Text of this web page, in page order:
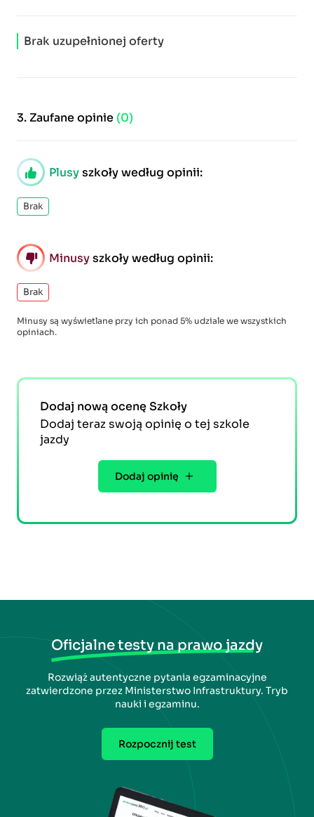
Brak uzupełnionej oferty
3.Zaufane opinie (0)
Plusyszkoły według opinii:
Brak
Minusyszkoły według opinii:
Brak
Minusy są wyświetlane przy ich ponad 5% udziale we wszystkich
opiniach.
Dodaj nową ocenę Szkoły
Dodaj teraz swoją opinię o tej szkole
jazdy
Dodaj opinię
Oficjalne testy na prawo jazdy
Rozwiąż autentyczne pytania egzaminacyjne
zatwierdzone przez Ministerstwo Infrastruktury. Tryb
nauki i egzaminu.
Rozpocznij test